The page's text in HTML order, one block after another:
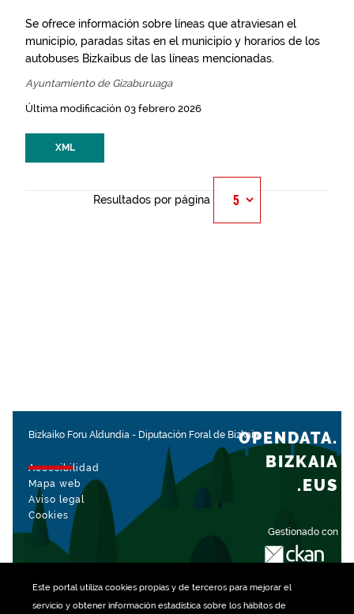
Este portal utiliza cookiespropias y de terceros para mejorar el
servicio y obtener información estadística sobre los hábitos de
Se ofrece información sobre líneas que atraviesan el
municipio, paradas sitas en el municipio y horarios de los
autobuses Bizkaibus de las líneas mencionadas.
Ayuntamiento de Gizaburuaga
Última modificación 03 febrero 2026
XML
Resultados por página
Bizkaiko Foru Aldundia - Diputación Foral de Bizkaia
Accesibilidad
Mapa web
Aviso legal
Cookies
Gestionado con
OPENDATA.
BIZKAIA
.EUS